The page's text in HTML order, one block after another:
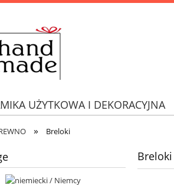
UŻYTKOWA I DEKORACYJNA
» Breloki
Breloki